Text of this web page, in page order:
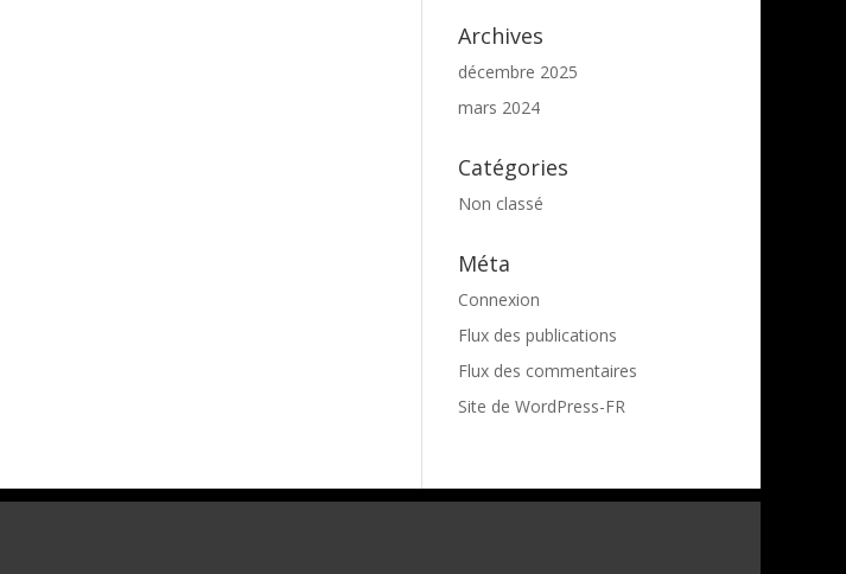
Archives
décembre 2025
mars 2024
Catégories
Non classé
Méta
Connexion
Flux des publications
Flux des commentaires
Site de WordPress-FR